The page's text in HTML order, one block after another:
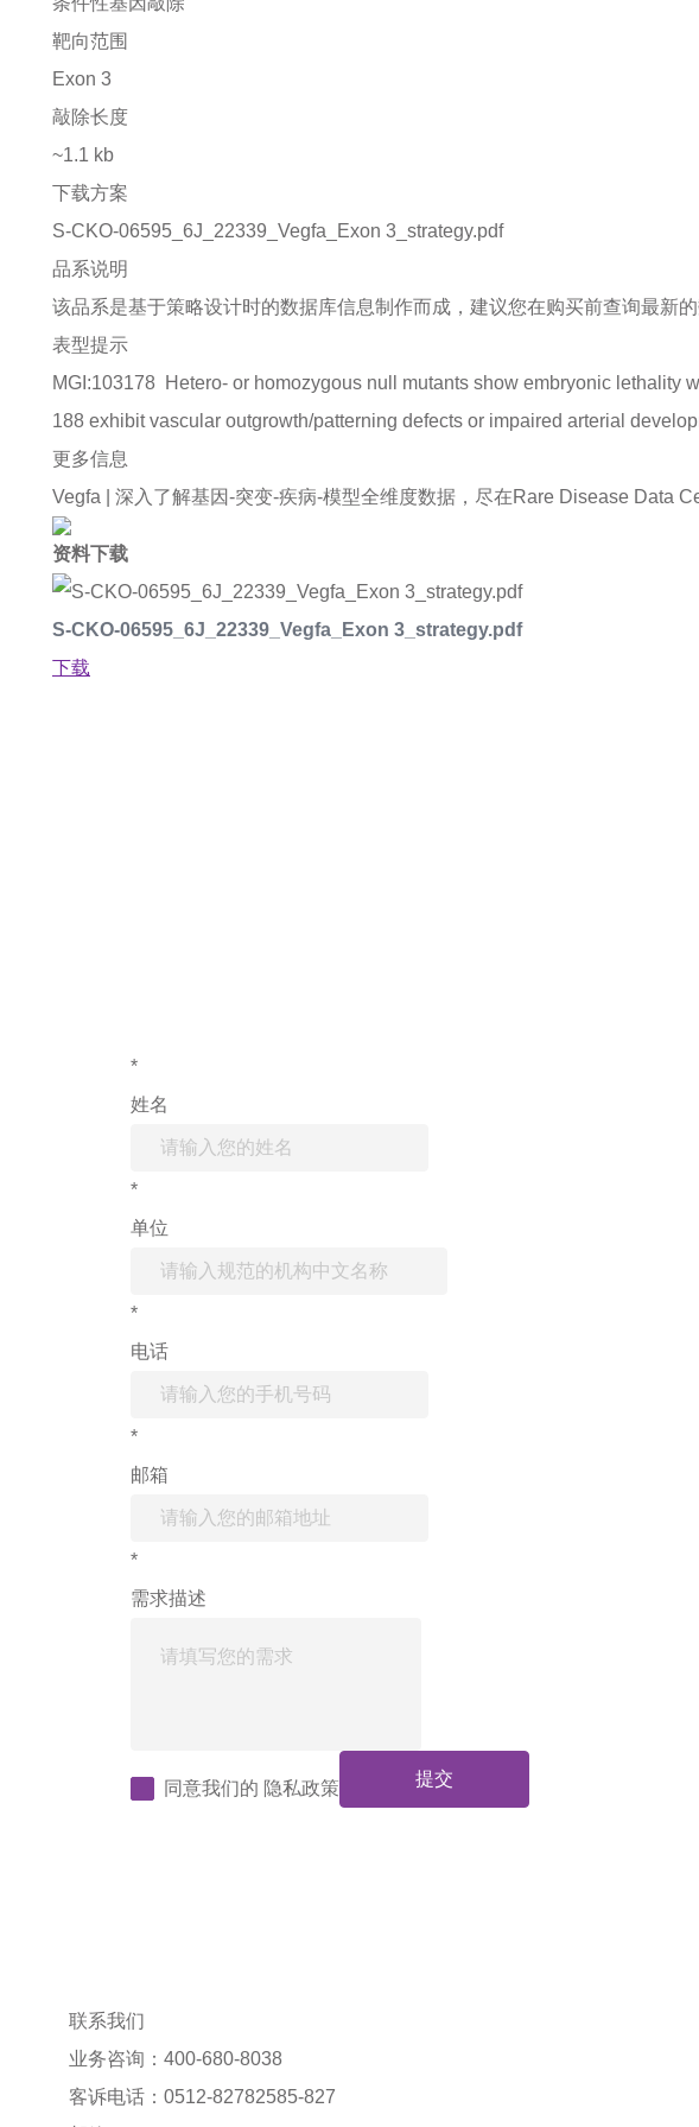
靶向范围
Exon 3
敲除长度
~1.1 kb
下载方案
S-CKO-06595_6J_22339_Vegfa_Exon 3_strategy.pdf
品系说明
该品系是基于策略设计时的数据库信息制作而成，建议您在购买前查询最新
表型提示
MGI:103178 Hetero- or homozygous null mutants show embryonic
188 exhibit vascular outgrowth/patterning defects or impaired arterial
更多信息
Vegfa | 深入了解基因-突变-疾病-模型全维度数据，尽在Rare Disease Data
资料下载
S-CKO-06595_6J_22339_Vegfa_Exon 3_strategy.pdf
下载
*
姓名
*
单位
*
电话
*
邮箱
*
需求描述
同意我们的 隐私政策 提交
联系我们
业务咨询：400-680-8038
客诉电话：0512-82782585-827